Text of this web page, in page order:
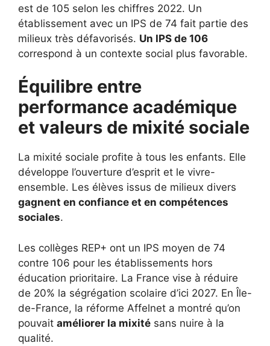
est de 105 selon les chiffres 2022. Un
établissement avec un IPS de 74 fait partie des
milieux très défavorisés. Un IPS de 106
correspond à un contexte social plus favorable.
Équilibre entre
performance académique
et valeurs de mixité sociale
La mixité sociale profite à tous les enfants. Elle
développe l’ouverture d’esprit et le vivre-
ensemble. Les élèves issus de milieux divers
gagnent en confiance et en compétences
sociales.
Les collèges REP+ ont un IPS moyen de 74
contre 106 pour les établissements hors
éducation prioritaire. La France vise à réduire
de 20% la ségrégation scolaire d’ici 2027. En Île-
de-France, la réforme Affelnet a montré qu’on
pouvait améliorer la mixité sans nuire à la
qualité.